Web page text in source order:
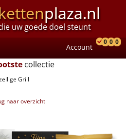
plaza.nl
uw goede doel steunt
Account
0 0 0
collectie
Grill
naar overzicht